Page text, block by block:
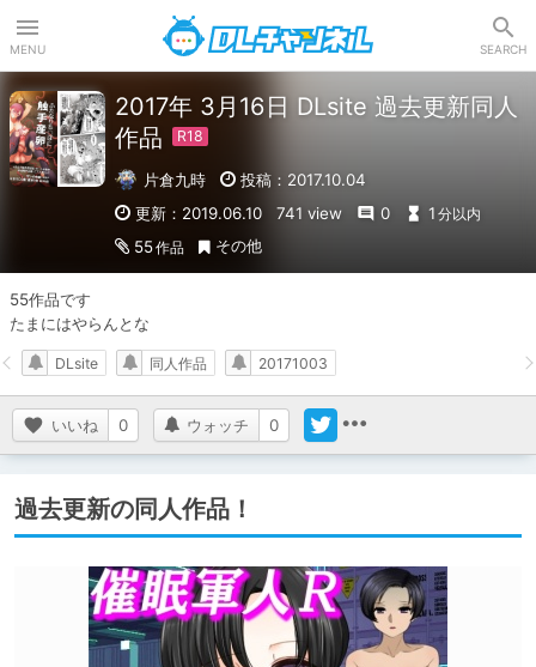
MENU SEARCH
2017年 3月16日 DLsite 過去更新同人
作品
片倉九時
投稿：2017.10.04
更新：2019.06.10
741 view 0 1 分以内
55作品 その他
55作品です
たまにはやらんとな
いいね 0 ウォッチ 0
DLsite 同人作品 20171003
過去更新の同人作品！